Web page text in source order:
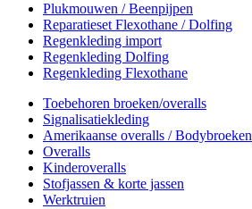
Plukmouwen / Beenpijpen
Reparatieset Flexothane / Dolfing
Regenkleding import
Regenkleding Dolfing
Regenkleding Flexothane
Toebehoren broeken/overalls
Signalisatiekleding
Amerikaanse overalls / Bodybroeken
Overalls
Kinderoveralls
Stofjassen & korte jassen
Werktruien